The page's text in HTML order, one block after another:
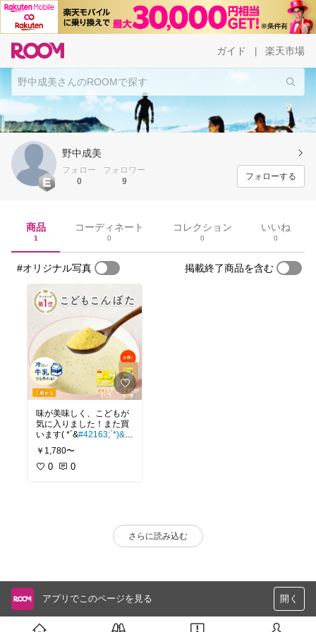
ガイド 楽天市場
野中成美
フォロー
0
フォロワー
9
フォローする
商品
1
コーディネート
0
コレクション
0
いいね
0
#オリジナル写真 掲載終了商品を含む
味が美味しく、こどもが
気に入りました！また買
います( *´&#42163;`*)&#
9825;
￥1,780〜
0 0
さらに読み込む
アプリでこのページを見る 開く